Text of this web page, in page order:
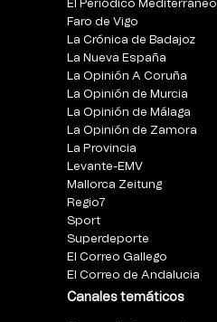
El Periódico Mediterráneo
Faro de Vigo
La Crónica de Badajoz
La Nueva España
La Opinión A Coruña
La Opinión de Murcia
La Opinión de Málaga
La Opinión de Zamora
La Provincia
Levante-EMV
Mallorca Zeitung
Regio7
Sport
Superdeporte
El Correo Gallego
El Correo de Andalucia
Canales temáticos